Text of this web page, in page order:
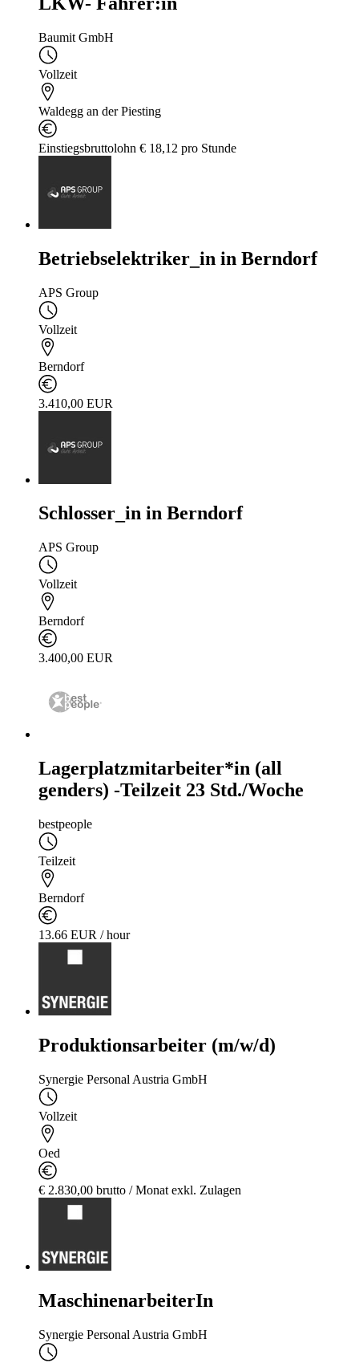
Baumit GmbH
Vollzeit
Waldegg an der Piesting
Einstiegsbruttolohn € 18,12 pro Stunde
Betriebselektriker_in in Berndorf
APS Group
Vollzeit
Berndorf
3.410,00 EUR
Schlosser_in in Berndorf
APS Group
Vollzeit
Berndorf
3.400,00 EUR
Lagerplatzmitarbeiter*in (all
genders) -Teilzeit 23 Std./Woche
bestpeople
Teilzeit
Berndorf
13.66 EUR / hour
Produktionsarbeiter (m/w/d)
Synergie Personal Austria GmbH
Vollzeit
Oed
€ 2.830,00 brutto / Monat exkl. Zulagen
MaschinenarbeiterIn
Synergie Personal Austria GmbH